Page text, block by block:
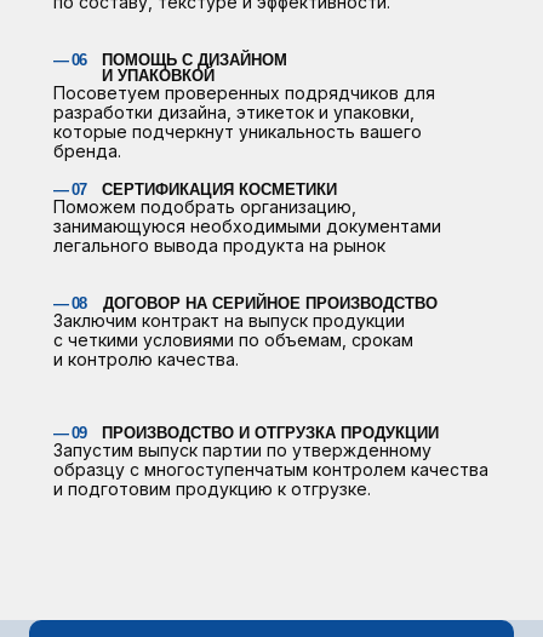
— 09 ПРОИЗВОДСТВО И ОТГРУЗКА ПРОДУКЦИИ
Запустим выпуск партии по утвержденному
образцу с многоступенчатым контролем качества
и подготовим продукцию к отгрузке.
— 08 ДОГОВОР НА СЕРИЙНОЕ ПРОИЗВОДСТВО
Заключим контракт на выпуск продукции
с четкими условиями по объемам, срокам
и контролю качества.
— 07 СЕРТИФИКАЦИЯ КОСМЕТИКИ
Поможем подобрать организацию,
занимающуюся необходимыми документами
легального вывода продукта на рынок
— 06
ПОМОЩЬ С ДИЗАЙНОМ
И УПАКОВКОЙ
Посоветуем проверенных подрядчиков для
разработки дизайна, этикеток и упаковки,
которые подчеркнут уникальность вашего
бренда.